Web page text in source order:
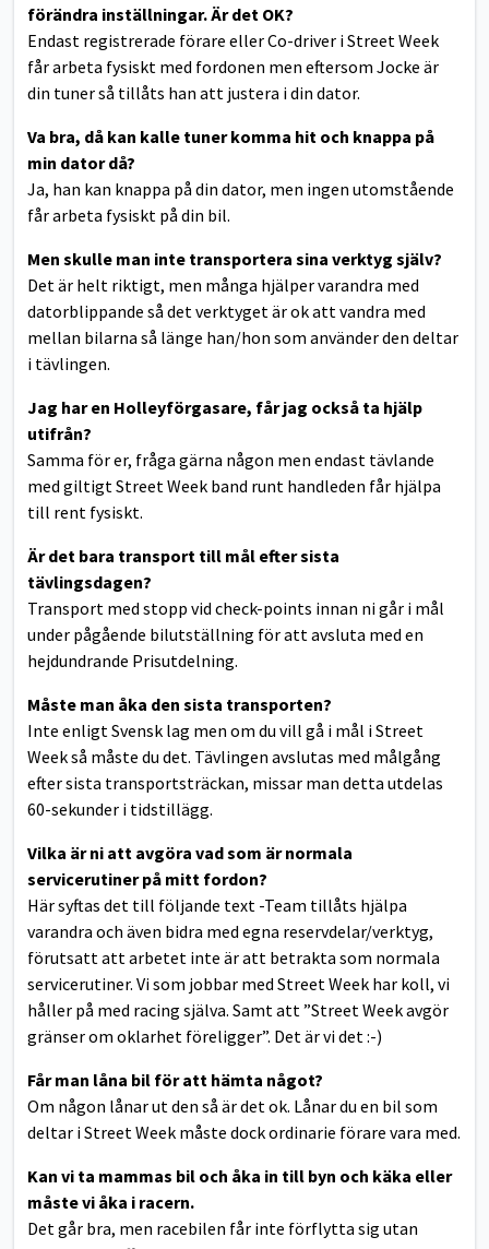
förändra inställningar. Är det OK?
Endast registrerade förare eller Co-driver i Street Week
får arbeta fysiskt med fordonen men eftersom Jocke är
din tuner så tillåts han att justera i din dator.
Va bra, då kan kalle tuner komma hit och knappa på
min dator då?
Ja, han kan knappa på din dator, men ingen utomstående
får arbeta fysiskt på din bil.
Men skulle man inte transportera sina verktyg själv?
Det är helt riktigt, men många hjälper varandra med
datorblippande så det verktyget är ok att vandra med
mellan bilarna så länge han/hon som använder den deltar
i tävlingen.
Jag har en Holleyförgasare, får jag också ta hjälp
utifrån?
Samma för er, fråga gärna någon men endast tävlande
med giltigt Street Week band runt handleden får hjälpa
till rent fysiskt.
Är det bara transport till mål efter sista
tävlingsdagen?
Transport med stopp vid check-points innan ni går i mål
under pågående bilutställning för att avsluta med en
hejdundrande Prisutdelning.
Måste man åka den sista transporten?
Inte enligt Svensk lag men om du vill gå i mål i Street
Week så måste du det. Tävlingen avslutas med målgång
efter sista transportsträckan, missar man detta utdelas
60-sekunder i tidstillägg.
Vilka är ni att avgöra vad som är normala
servicerutiner på mitt fordon?
Här syftas det till följande text -Team tillåts hjälpa
varandra och även bidra med egna reservdelar/verktyg,
förutsatt att arbetet inte är att betrakta som normala
servicerutiner. Vi som jobbar med Street Week har koll, vi
håller på med racing själva. Samt att ”Street Week avgör
gränser om oklarhet föreligger”. Det är vi det :-)
Får man låna bil för att hämta något?
Om någon lånar ut den så är det ok. Lånar du en bil som
deltar i Street Week måste dock ordinarie förare vara med.
Kan vi ta mammas bil och åka in till byn och käka eller
måste vi åka i racern.
Det går bra, men racebilen får inte förflytta sig utan